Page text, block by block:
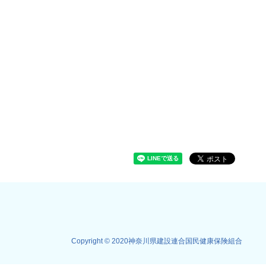
Copyright © 2020神奈川県建設連合国民健康保険組合